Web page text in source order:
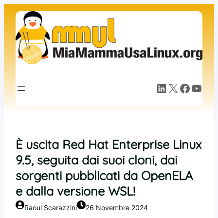
contenuto
LinkedIn X Facebook YouTube
È uscita Red Hat Enterprise Linux
9.5, seguita dai suoi cloni, dai
sorgenti pubblicati da OpenELA
e dalla versione WSL!
Raoul Scarazzini 26 Novembre 2024